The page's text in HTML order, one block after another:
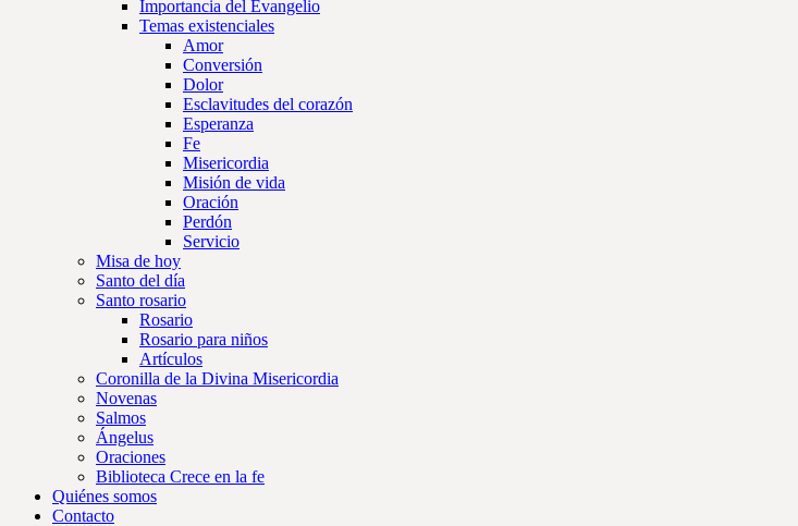
Importancia del Evangelio
Temas existenciales
Amor
Conversión
Dolor
Esclavitudes del corazón
Esperanza
Fe
Misericordia
Misión de vida
Oración
Perdón
Servicio
Misa de hoy
Santo del día
Santo rosario
Rosario
Rosario para niños
Artículos
Coronilla de la Divina Misericordia
Novenas
Salmos
Ángelus
Oraciones
Biblioteca Crece en la fe
Quiénes somos
Contacto